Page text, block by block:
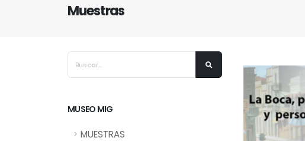
Muestras
MUSEO MIG
MUESTRAS